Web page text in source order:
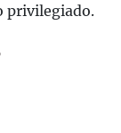
privilegiado.